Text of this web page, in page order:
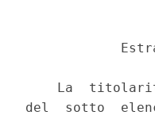
La
del  sotto